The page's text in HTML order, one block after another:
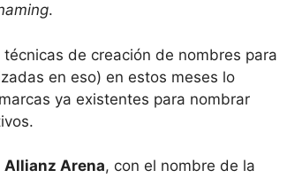
.
de creación de nombres para
en eso) en estos meses lo
ya existentes para nombrar
Allianz Arena, con el nombre de la